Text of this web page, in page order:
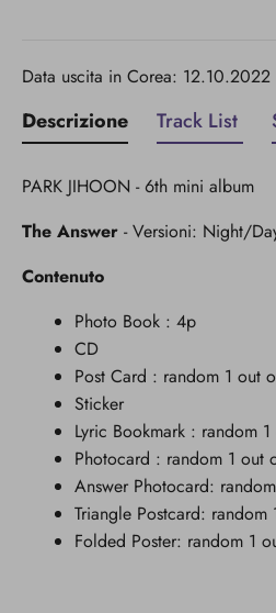
Data uscita in Corea: 12.10.2022
Descrizione
PARK JIHOON - 6th mini album
The Answer - Versioni: Night/
Contenuto
Photo Book : 4p
CD
Post Card : random 1 out
Sticker
Lyric Bookmark : random
Photocard : random 1 out
Answer Photocard:
Triangle Postcard:
Folded Poster: random 1
Track List